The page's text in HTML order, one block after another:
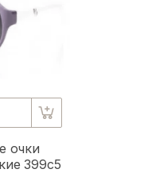
очки
399c5